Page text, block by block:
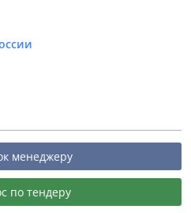
менеджеру
по тендеру